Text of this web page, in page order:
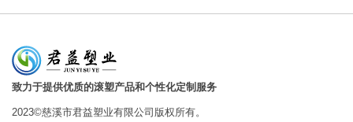
致力于提供优质的滚塑产品和个性化定制服务
2023©慈溪市君益塑业有限公司版权所有。